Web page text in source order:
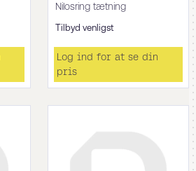
Nilosring tætning
Tilbyd venligst
Log ind for at se din
pris